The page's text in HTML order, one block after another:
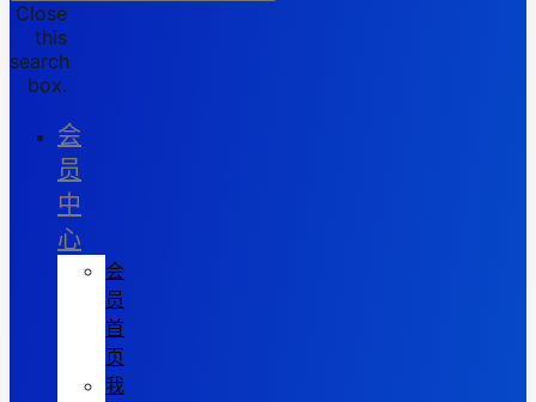
Close
this
search
box.
会
员
中
心
会
员
首
页
我